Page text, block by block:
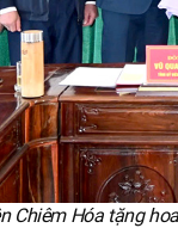
Chiêm Hóa tặng